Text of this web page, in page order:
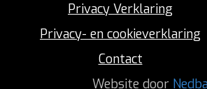
Privacy Verklaring
Privacy- en cookieverklaring
Contact
Website door